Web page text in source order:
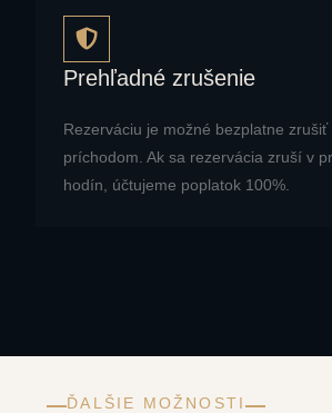
Prehľadné zrušenie
Rezerváciu je možné bezplatne
príchodom. Ak sa rezervácia zruší v
hodín, účtujeme poplatok 100%.
ĎALŠIE MOŽNOSTI